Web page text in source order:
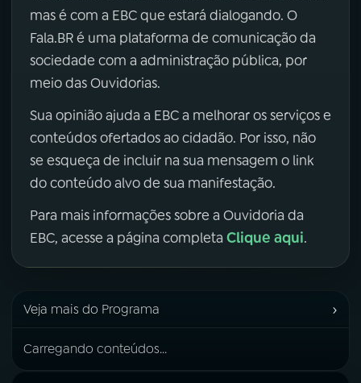
mas é com a EBC que estará dialogando. O
Fala.BR é uma plataforma de comunicação da
sociedade com a administração pública, por
meio das Ouvidorias.
Sua opinião ajuda a EBC a melhorar os serviços e
conteúdos ofertados ao cidadão. Por isso, não
se esqueça de incluir na sua mensagem o link
do conteúdo alvo de sua manifestação.
Para mais informações sobre a Ouvidoria da
EBC, acesse a página completa Clique aqui.
Veja mais do Programa ›
Carregando conteúdos...